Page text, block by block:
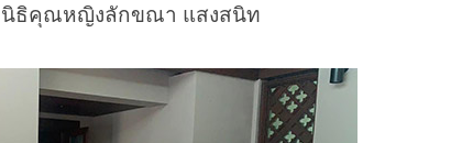
นิธิคุณหญิงลักขณา แสงสนิท